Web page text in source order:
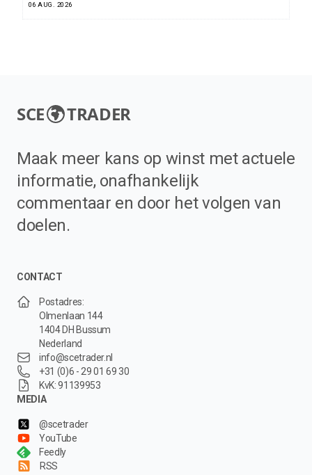
06 AUG. 2026
SCE TRADER
Maak meer kans op winst met actuele
informatie, onafhankelijk
commentaar en door het volgen van
doelen.
CONTACT
Postadres:
Olmenlaan 144
1404 DH Bussum
Nederland
info@scetrader.nl
+31 (0)6 - 29 01 69 30
KvK: 91139953
MEDIA
@scetrader
YouTube
Feedly
RSS